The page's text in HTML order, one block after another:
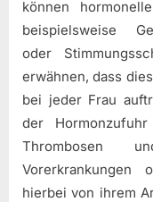
können
beispielsweise
oder
erwähnen, dass
bei jeder Frau
der
Thrombosen
Vorerkrankungen
hierbei von ihrem